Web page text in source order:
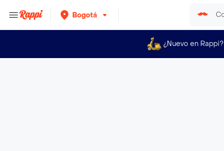
Bogotá
¿Nuevo en Rappi?